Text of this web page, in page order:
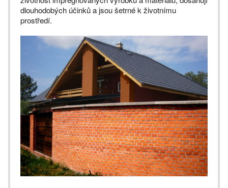
dlouhodobých účinků a jsou šetrné k životnímu
prostředí.